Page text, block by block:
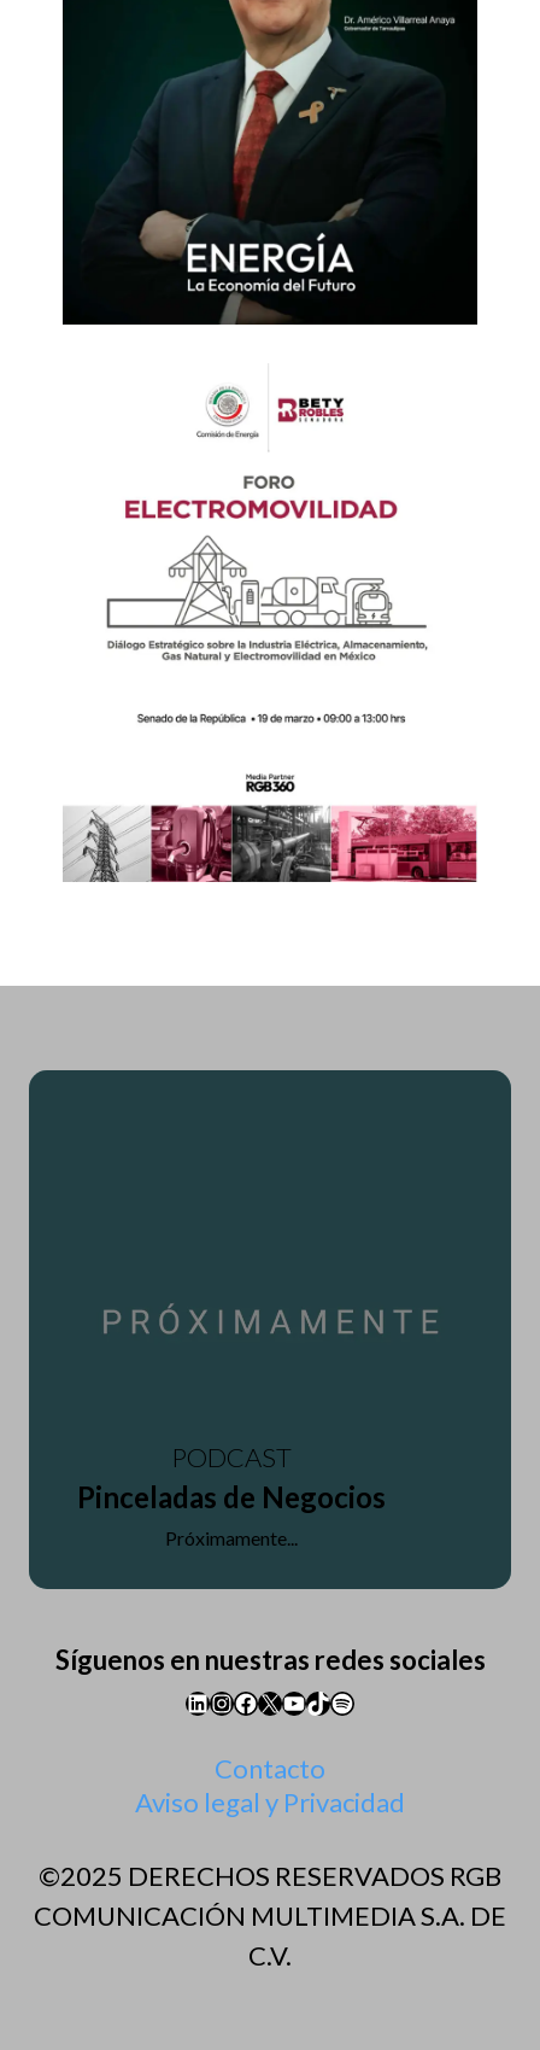
PODCAST
Pinceladas de Negocios
Próximamente...
Síguenos en nuestras redes sociales
LinkedIn
Instagram
Facebook
X YouTube
TikTok
Spotify
Contacto
Aviso legal y Privacidad
©2025 DERECHOS RESERVADOS RGB
COMUNICACIÓN MULTIMEDIA S.A. DE
C.V.